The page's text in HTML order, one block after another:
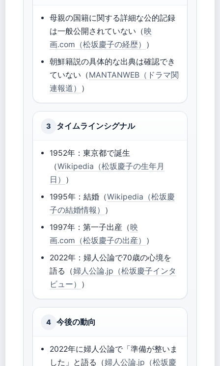
母親の国籍に関する詳細な公的記録
は一般公開されていない（映
画.com（松坂慶子の経歴） ）
朝鮮籍説の具体的な出典は確認でき
ていない（MANTANWEB（ドラマ関
連報道） ）
3 タイムラインシグナル
1952年：東京都で誕生
（Wikipedia（松坂慶子の生年月
日） ）
1995年：結婚（Wikipedia（松坂慶
子の結婚情報） ）
1997年：第一子出産（映
画.com（松坂慶子の出産） ）
2022年：婦人公論で70歳の心境を
語る（婦人公論.jp（松坂慶子インタ
ビュー） ）
4 今後の動向
2022年に婦人公論で「準備が整いま
した」と語る（婦人公論.jp（松坂慶